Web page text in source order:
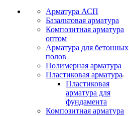
Арматура АСП
Базальтовая арматура
Композитная арматура
оптом
Арматура для бетонных
полов
Полимерная арматура
Пластиковая арматура
Пластиковая
арматура для
фундамента
Композитная арматура